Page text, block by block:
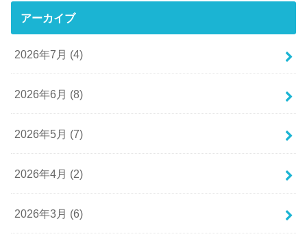
アーカイブ
2026年7月 (4)
2026年6月 (8)
2026年5月 (7)
2026年4月 (2)
2026年3月 (6)